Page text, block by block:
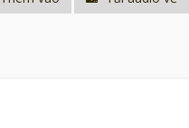
decrease